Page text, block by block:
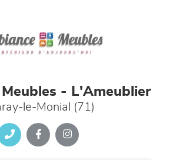
- L'Ameublier
le-Monial (71)